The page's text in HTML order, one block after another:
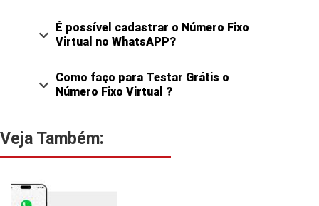
É possível cadastrar o Número Fixo
Virtual no WhatsAPP?
Como faço para Testar Grátis o
Número Fixo Virtual ?
Veja Também: